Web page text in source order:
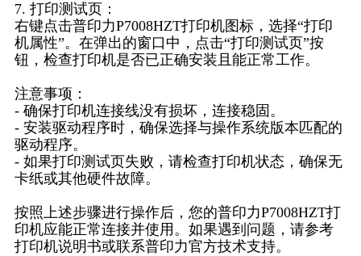
7. 打印测试页：
右键点击普印力P7008HZT打印机图标，选择“打印
机属性”。在弹出的窗口中，点击“打印测试页”按
钮，检查打印机是否已正确安装且能正常工作。
注意事项：
- 确保打印机连接线没有损坏，连接稳固。
- 安装驱动程序时，确保选择与操作系统版本匹配的
驱动程序。
- 如果打印测试页失败，请检查打印机状态，确保无
卡纸或其他硬件故障。
按照上述步骤进行操作后，您的普印力P7008HZT打
印机应能正常连接并使用。如果遇到问题，请参考
打印机说明书或联系普印力官方技术支持。